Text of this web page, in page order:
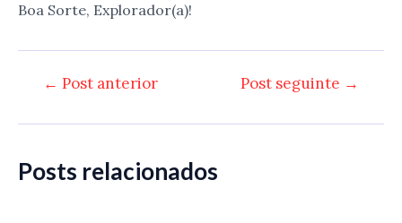
Boa Sorte, Explorador(a)!
Navegação
Post
← Post anterior Post seguinte →
Posts relacionados